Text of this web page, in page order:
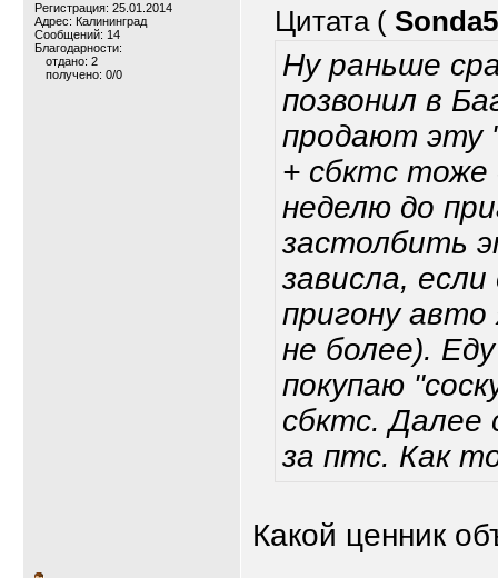
Регистрация: 25.01.2014
Адрес: Калининград
Сообщений: 14
Благодарности:
отдано: 2
получено: 0/0
Цитата (
Ну раньше
позвонил в
продают эту
+ сбктс тоже
неделю до
застолбить
зависла,
пригону
не более).
покупаю
сбктс. Далее
за птс. Как
Какой ценник